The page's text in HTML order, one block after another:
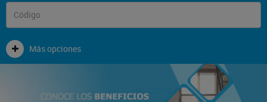
Más opciones